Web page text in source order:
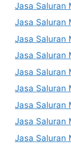
Jasa Saluran
Jasa Saluran
Jasa Saluran
Jasa Saluran
Jasa Saluran
Jasa Saluran
Jasa Saluran
Jasa Saluran
Jasa Saluran